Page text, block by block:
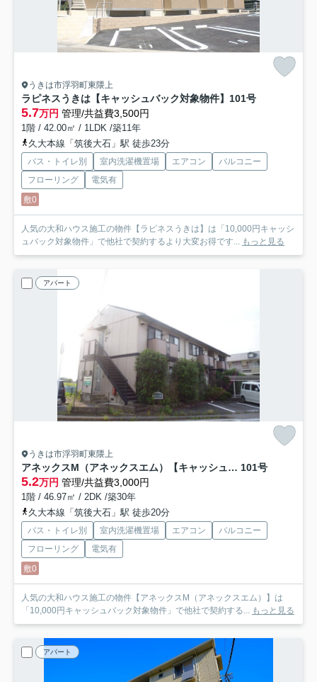
うきは市浮羽町東隈上
ラピネスうきは【キャッシュバック対象物件】 101号
5.7万円 管理/共益費3,500円
1階 / 42.00㎡ / 1LDK /築11年
久大本線「筑後大石」駅 徒歩23分
バス・トイレ別 室内洗濯機置場 エアコン
バルコニー
フローリング
電気有
敷0
人気の大和ハウス施工の物件【ラピネスうきは】は「10,000円キャッシ
ュバック対象物件」で他社で契約するより大変お得です... もっと見る
アパート
うきは市浮羽町東隈上
アネックスM（アネックスエム）【キャッシュバック対象物件】 101号
5.2万円 管理/共益費3,000円
1階 / 46.97㎡ / 2DK /築30年
久大本線「筑後大石」駅 徒歩20分
バス・トイレ別 室内洗濯機置場 エアコン
バルコニー
フローリング
電気有
敷0
人気の大和ハウス施工の物件【アネックスM（アネックスエム）】は
「10,000円キャッシュバック対象物件」で他社で契約する... もっと見る
アパート